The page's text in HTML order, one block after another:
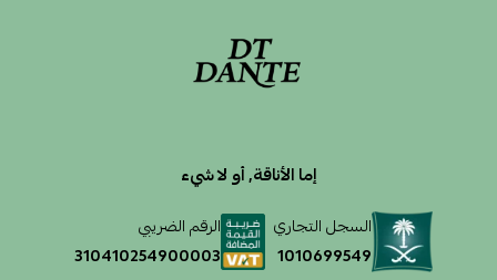
إما الأناقة, أو لا شيء
السجل التجاري
1010699549
الرقم الضريبي
310410254900003